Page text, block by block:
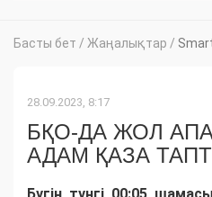
Басты бет / Жаңалықтар /
28.09.2023, 8:17
БҚО-ДА ЖОЛ
АДАМ ҚАЗА